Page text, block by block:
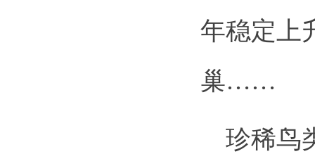
年稳定上
巢……
珍稀鸟